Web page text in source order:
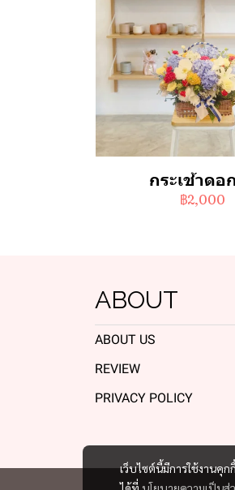
กระเช้าดอ
฿2,000
เว็บไซต์นี้มีการใช้งานคุ
ABOUT
ABOUT US
REVIEW
PRIVACY POLICY